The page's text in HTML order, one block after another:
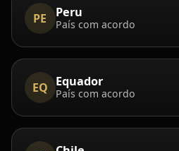
PE Peru
País com acordo
EQ Equador
País com acordo